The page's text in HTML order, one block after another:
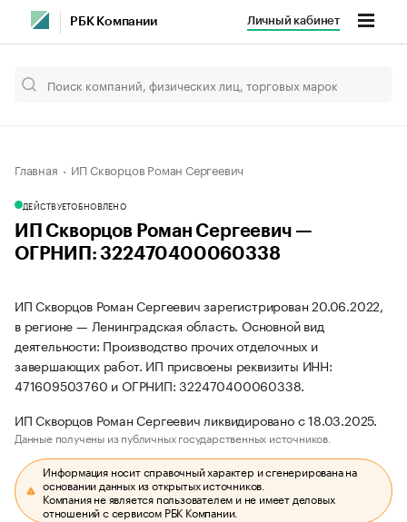
РБК Компании Личный кабинет
Главная ИП Скворцов Роман Сергеевич
ДЕЙСТВУЕТОБНОВЛЕНО
ИП Скворцов Роман Сергеевич —
ОГРНИП: 322470400060338
ИП Скворцов Роман Сергеевич зарегистрирован 20.06.2022,
в регионе — Ленинградская область. Основной вид
деятельности: Производство прочих отделочных и
завершающих работ. ИП присвоены реквизиты ИНН:
471609503760 и ОГРНИП: 322470400060338.
ИП Скворцов Роман Сергеевич ликвидировано с 18.03.2025.
Данные получены из публичных государственных источников.
Информация носит справочный характер и сгенерирована на
основании данных из открытых источников.
Компания не является пользователем и не имеет деловых
отношений с сервисом РБК Компании.